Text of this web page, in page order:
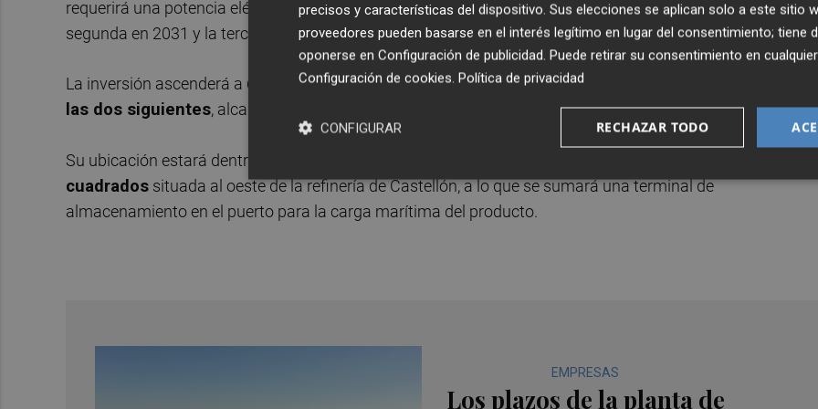
requerirá una potencia eléctrica de 850 MW y está previsto que la primera fase concluya en 2029, la
segunda en 2031 y la tercera en 2033.
La inversión ascenderá a 660 millones de euros en la primera fase y a 498 millones en cada una
las dos siguientes, alcanzando un total de 1.656 millones de euros.
Su ubicación estará dentro de la plataforma logística de Castellón, sobre una superficie de
cuadrados situada al oeste de la refinería de Castellón, a lo que se sumará una terminal de
almacenamiento en el puerto para la carga marítima del producto.
EMPRESAS
Los plazos de la planta de
precisos y características del dispositivo. Sus elecciones se aplican solo a este sitio
proveedores pueden basarse en el interés legítimo en lugar del consentimiento; tiene
oponerse en Configuración de publicidad. Puede retirar su consentimiento en
Configuración de cookies. Política de privacidad
RECHAZAR TODO
CONFIGURAR